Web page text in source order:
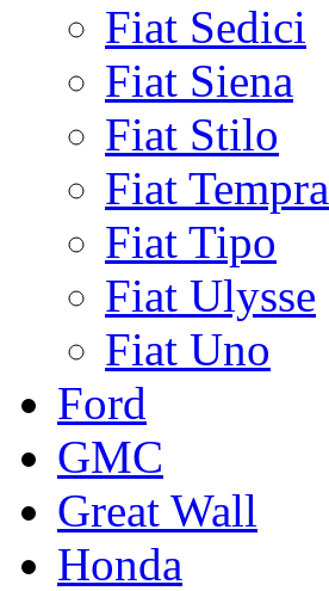
Fiat Sedici
Fiat Siena
Fiat Stilo
Fiat Tempra
Fiat Tipo
Fiat Ulysse
Fiat Uno
Ford
GMC
Great Wall
Honda